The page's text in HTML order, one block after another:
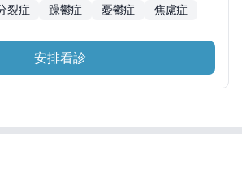
裂症 躁鬱症 憂鬱症
焦慮症
安排看診